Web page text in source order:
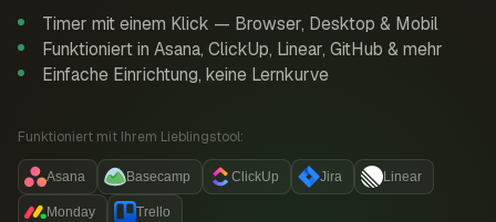
Timer mit einem Klick — Browser, Desktop & Mobil
Funktioniert in Asana, ClickUp, Linear, GitHub & mehr
Einfache Einrichtung, keine Lernkurve
Funktioniert mit Ihrem Lieblingstool:
Asana Basecamp ClickUp Jira Linear
Monday Trello